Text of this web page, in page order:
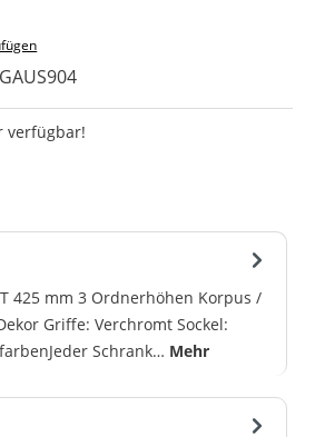
GAUS904
verfügbar!
425 mm 3 Ordnerhöhen Korpus /
Griffe: Verchromt Sockel:
Schrank… Mehr